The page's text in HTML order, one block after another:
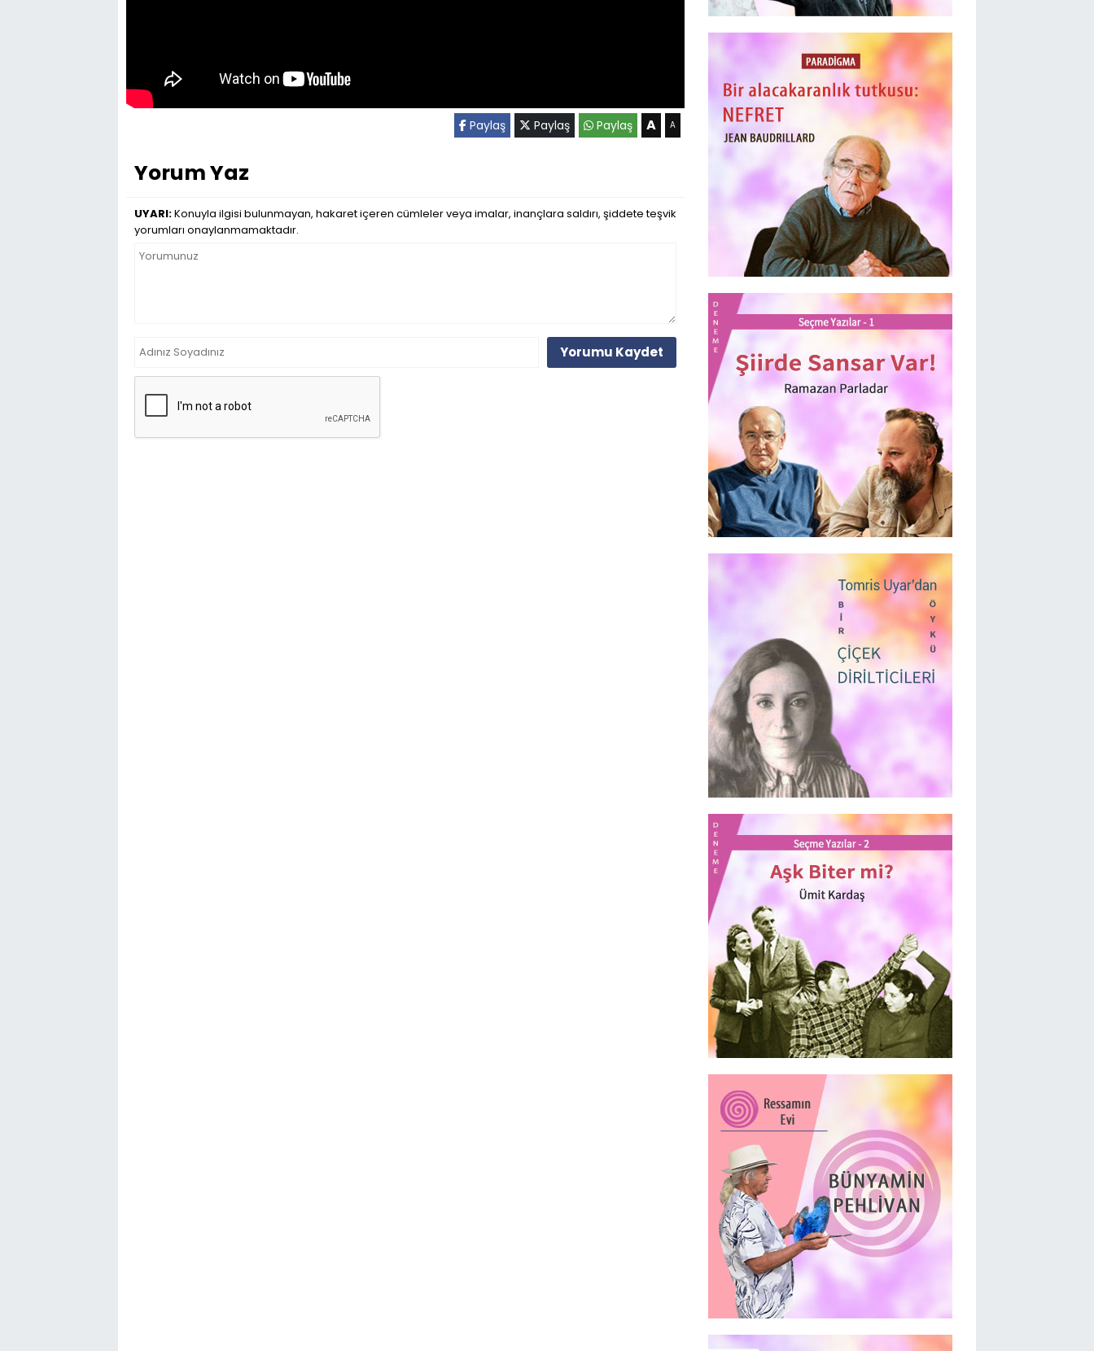
Paylaş Paylaş Paylaş A A
Yorum Yaz
UYARI:Konuyla ilgisi bulunmayan, hakaret içeren cümleler veya imalar, inançlara saldırı, şiddete teşvik
yorumları onaylanmamaktadır.
Yorumu Kaydet